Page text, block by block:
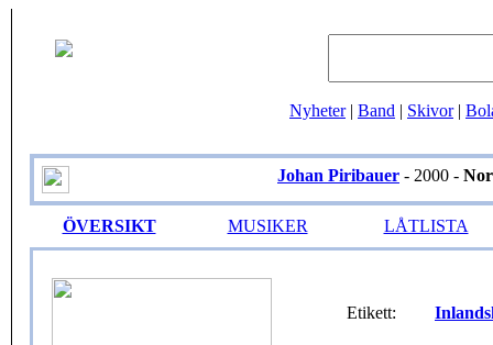
Nyheter| Band | Skivor|
Johan Piribauer - 2000 -
ÖVERSIKT MUSIKER LÅTLISTA
Etikett: